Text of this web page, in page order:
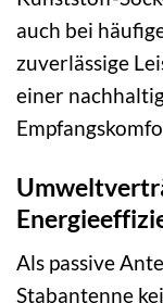
auch bei
zuverlässige
einer
Als passive
Stabantenne